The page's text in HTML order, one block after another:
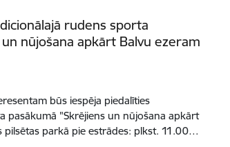
rudens sporta
nūjošana apkārt Balvu ezeram
būs iespēja piedalīties
pasākumā "Skrējiens un nūjošana apkārt
pilsētas parkā pie estrādes: plkst. 11.00…